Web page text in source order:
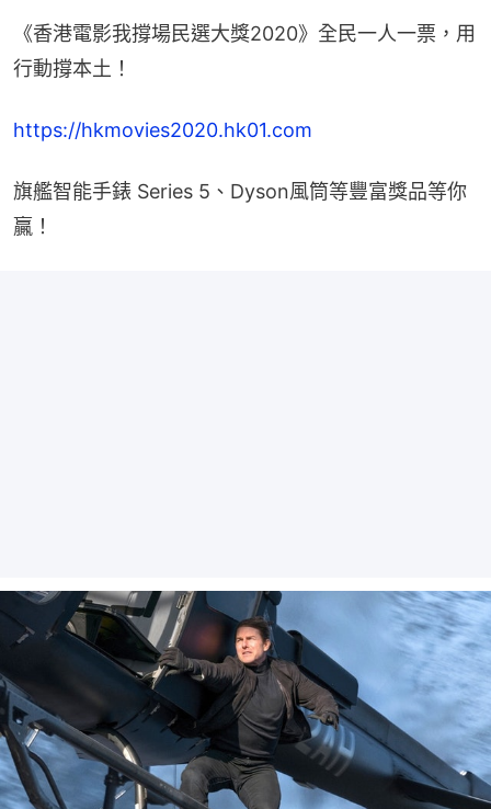
《香港電影我撐場民選大獎2020》全民一人一票，用
行動撐本土！
https://hkmovies2020.hk01.com
旗艦智能手錶 Series 5、Dyson風筒等豐富獎品等你
贏！